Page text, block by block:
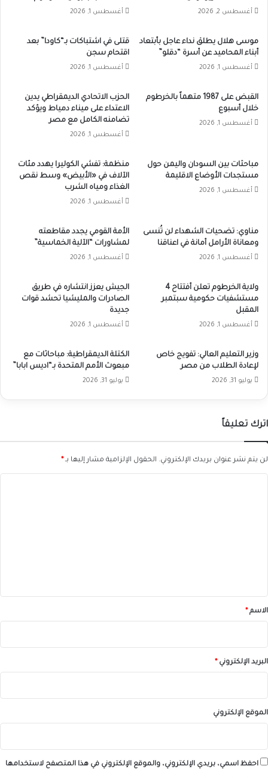
أغسطس 2, 2026 أغسطس 1, 2026
موسى هلال يطلق نداء عاجل بأبتعاد
أبناء المحاميد عن أسرة “دقلو”
أغسطس 1, 2026
قتلى في اشتباكات بـ“كاودا” بعد
اقتحام سجن
أغسطس 1, 2026
القبض على 1987 متهماً بالخرطوم
خلال أسبوع
أغسطس 1, 2026
الحزب الاتحادي الديمقراطي يدين
الاعتداء على ميناء دمياط ويؤكد
تضامنه الكامل مع مصر
أغسطس 1, 2026
مباحثات بين السودان واليمن حول
مستجدات الأوضاع الاقليمة
أغسطس 1, 2026
منظمة: تفشي الكوليرا يهدد مئات
الآلاف في «الأبيض» وسط نقص
الغذاء ومياه الشرب
أغسطس 1, 2026
مناوي: تضحيات الشهداء لن تُنسى
ومعاناة الأرامل أمانة في اعناقنا
أغسطس 1, 2026
الأمة القومي يجدد مقاطعته
لمشاورات “الآلية الخماسية”
أغسطس 1, 2026
ولاية الخرطوم تعلن أفتتاح 4
مستشفيات حكومية سبتمبر
المقبل
أغسطس 1, 2026
الجيش يعزز انتشاره في طريق
الصادرات والمليشيا تحشد قوات
جديدة
أغسطس 1, 2026
وزير التعليم العالي: تفويج خاص
لإعادة الطلاب من مصر
يوليو 31, 2026
الكتلة الديمقراطية: مباحاثات مع
مبعوث الأمم المتحدة بـ“اديس ابابا”
يوليو 31, 2026
اترك تعليقاً
لن يتم نشر عنوان بريدك الإلكتروني. الحقول الإلزامية مشار إليها بـ *
*الاسم *
البريد الإلكتروني *
الموقع الإلكتروني
احفظ اسمي، بريدي الإلكتروني، والموقع الإلكتروني في هذا المتصفح لاستخدامها